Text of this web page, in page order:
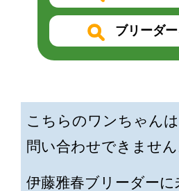
ブリーダ
こちらのワンちゃん
問い合わせできません
伊藤雅春ブリーダーに